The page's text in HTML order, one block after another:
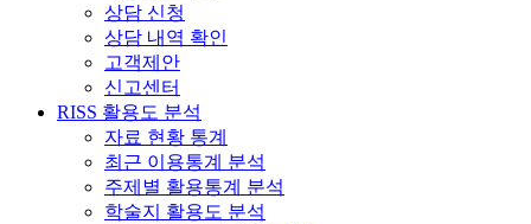
상담 신청
상담 내역 확인
고객제안
신고센터
RISS 활용도 분석
자료 현황 통계
최근 이용통계 분석
주제별 활용통계 분석
학술지 활용도 분석